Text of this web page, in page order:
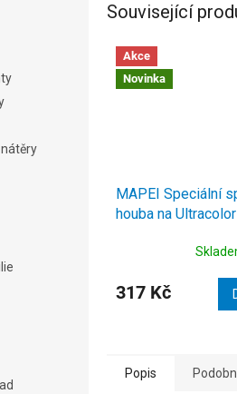
Související
Akce
Novinka
MAPEI Speciální
houba na Ultracolor
317 Kč
Popis